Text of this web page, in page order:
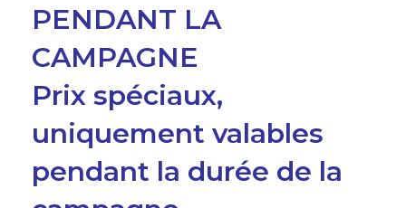
PENDANT LA
CAMPAGNE
Prix spéciaux,
uniquement valables
pendant la durée de la